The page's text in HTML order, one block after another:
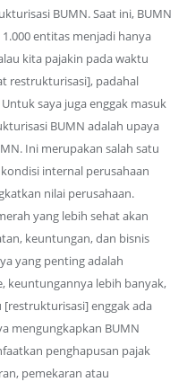
BUMN. Saat ini, BUMN
entitas menjadi hanya
kita pajakin pada waktu
restrukturisasi], padahal
saya juga enggak masuk
BUMN adalah upaya
Ini merupakan salah satu
internal perusahaan
nilai perusahaan.
yang lebih sehat akan
keuntungan, dan bisnis
yang penting adalah
keuntungannya lebih banyak,
[restrukturisasi] enggak ada
mengungkapkan BUMN
penghapusan pajak
pemekaran atau